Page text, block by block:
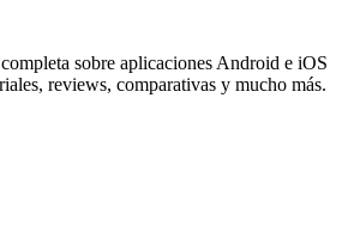
sobre aplicaciones Android e iOS
reviews, comparativas y mucho más.